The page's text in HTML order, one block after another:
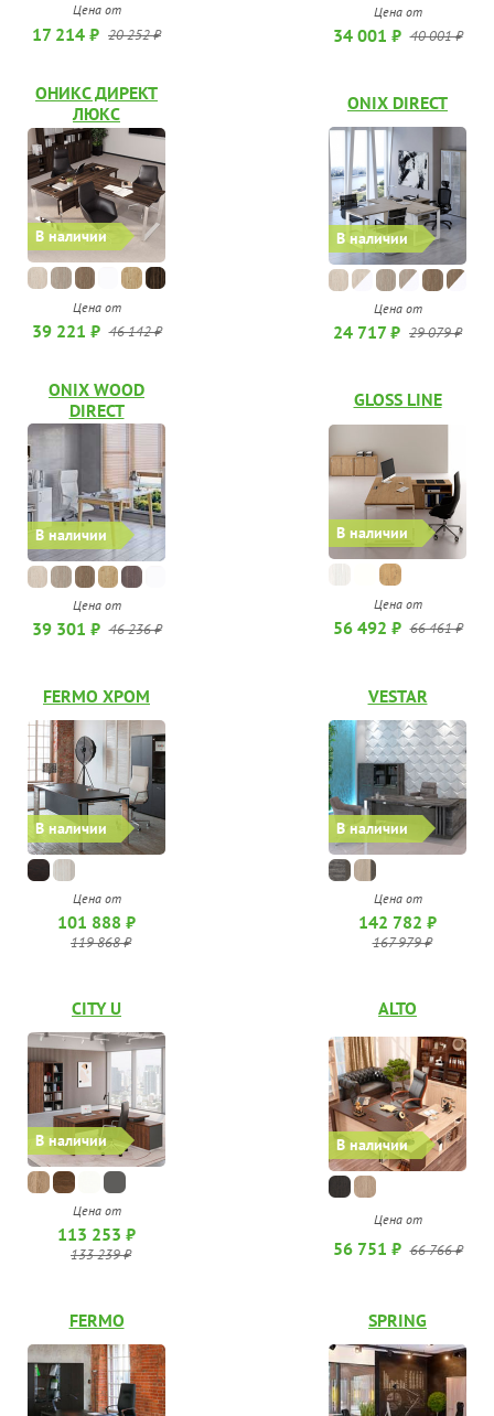
Цена от
17 214 ₽ 20 252 ₽
Цена от
34 001 ₽ 40 001 ₽
В наличии
ОНИКС ДИРЕКТ
ЛЮКС
Цена от
39 221 ₽ 46 142 ₽
В наличии
ONIX DIRECT
Цена от
24 717 ₽ 29 079 ₽
В наличии
ONIX WOOD
DIRECT
Цена от
39 301 ₽ 46 236 ₽
В наличии
GLOSS LINE
Цена от
56 492 ₽ 66 461 ₽
В наличии
FERMO ХРОМ
Цена от
101 888 ₽
119 868 ₽
В наличии
VESTAR
Цена от
142 782 ₽
167 979 ₽
В наличии
CITY U
Цена от
113 253 ₽
133 239 ₽
В наличии
ALTO
Цена от
56 751 ₽ 66 766 ₽
FERMO SPRING